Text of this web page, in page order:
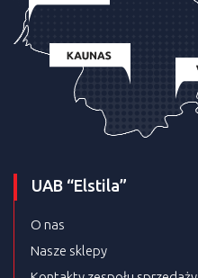
UAB “Elstila”
O nas
Nasze sklepy